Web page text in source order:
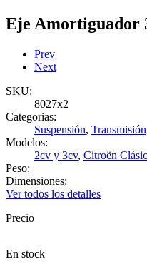
Eje Amortiguador
Prev
Next
SKU:
8027x2
Categorias:
Suspensión, Transmisión
Modelos:
2cv y 3cv, Citroën
Peso:
Dimensiones:
Ver todos los detalles
Precio
En stock